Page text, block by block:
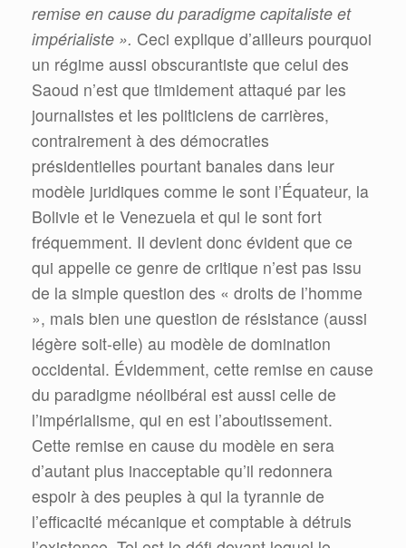
remise en cause du paradigme capitaliste et
impérialiste ». Ceci explique d’ailleurs pourquoi
un régime aussi obscurantiste que celui des
Saoud n’est que timidement attaqué par les
journalistes et les politiciens de carrières,
contrairement à des démocraties
présidentielles pourtant banales dans leur
modèle juridiques comme le sont l’Équateur, la
Bolivie et le Venezuela et qui le sont fort
fréquemment. Il devient donc évident que ce
qui appelle ce genre de critique n’est pas issu
de la simple question des « droits de l’homme
», mais bien une question de résistance (aussi
légère soit-elle) au modèle de domination
occidental. Évidemment, cette remise en cause
du paradigme néolibéral est aussi celle de
l’impérialisme, qui en est l’aboutissement.
Cette remise en cause du modèle en sera
d’autant plus inacceptable qu’il redonnera
espoir à des peuples à qui la tyrannie de
l’efficacité mécanique et comptable à détruis